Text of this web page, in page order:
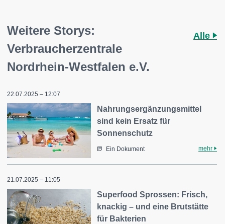
Weitere Storys:
Verbraucherzentrale
Nordrhein-Westfalen e.V.
Alle
22.07.2025 – 12:07
Nahrungsergänzungsmittel
sind kein Ersatz für
Sonnenschutz
Ein Dokument mehr
21.07.2025 – 11:05
Superfood Sprossen: Frisch,
knackig – und eine Brutstätte
für Bakterien